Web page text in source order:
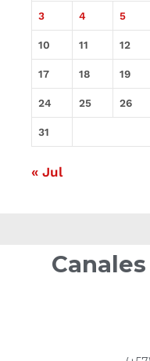
3 4 5
10 11 12
17 18 19
24 25 26
31
« Jul